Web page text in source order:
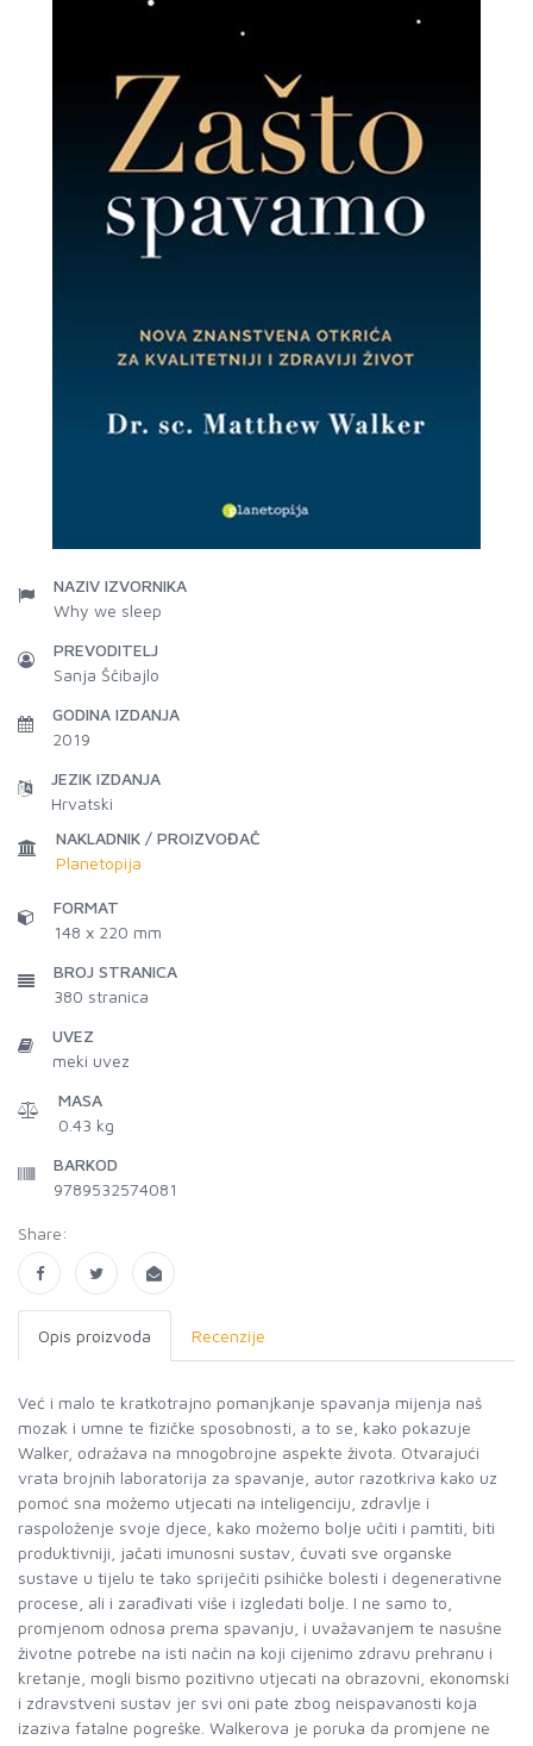
NAZIV IZVORNIKA
Why we sleep
PREVODITELJ
Sanja Ščibajlo
GODINA IZDANJA
2019
JEZIK IZDANJA
Hrvatski
NAKLADNIK / PROIZVOĐAČ
Planetopija
FORMAT
148 x 220 mm
BROJ STRANICA
380 stranica
UVEZ
meki uvez
MASA
0.43 kg
BARKOD
9789532574081
Share:
Opis proizvoda Recenzije
Već i malo te kratkotrajno pomanjkanje spavanja mijenja naš
mozak i umne te fizičke sposobnosti, a to se, kako pokazuje
Walker, odražava na mnogobrojne aspekte života. Otvarajući
vrata brojnih laboratorija za spavanje, autor razotkriva kako uz
pomoć sna možemo utjecati na inteligenciju, zdravlje i
raspoloženje svoje djece, kako možemo bolje učiti i pamtiti, biti
produktivniji, jačati imunosni sustav, čuvati sve organske
sustave u tijelu te tako spriječiti psihičke bolesti i degenerativne
procese, ali i zarađivati više i izgledati bolje. I ne samo to,
promjenom odnosa prema spavanju, i uvažavanjem te nasušne
životne potrebe na isti način na koji cijenimo zdravu prehranu i
kretanje, mogli bismo pozitivno utjecati na obrazovni, ekonomski
i zdravstveni sustav jer svi oni pate zbog neispavanosti koja
izaziva fatalne pogreške. Walkerova je poruka da promjene ne